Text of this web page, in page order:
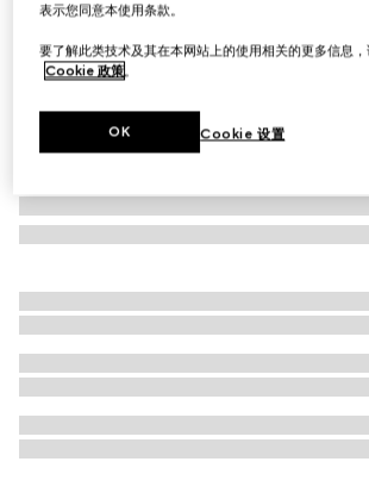
表示您同意本使用条款。
要了解此类技术及其在本网站上的使用相关的更多信息
Cookie 政策。
Cookie 设置
OK